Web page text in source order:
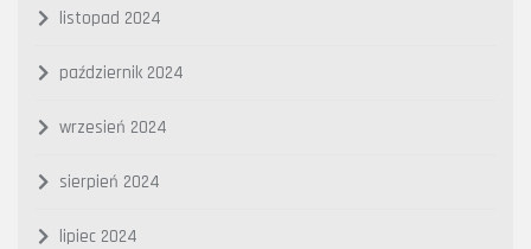
listopad 2024
październik 2024
wrzesień 2024
sierpień 2024
lipiec 2024